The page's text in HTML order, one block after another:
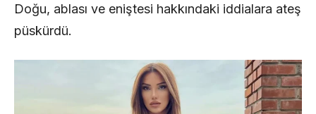
Doğu, ablası ve eniştesi hakkındaki iddialara ateş
püskürdü.